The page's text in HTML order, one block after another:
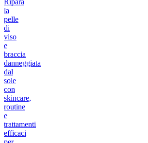
Ripara
la
pelle
di
viso
e
braccia
danneggiata
dal
sole
con
skincare,
routine
e
trattamenti
efficaci